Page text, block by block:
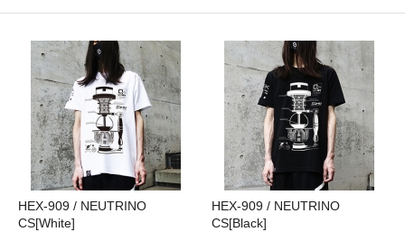
HEX-909 / NEUTRINO
CS[White]
HEX-909 / NEUTRINO
CS[Black]